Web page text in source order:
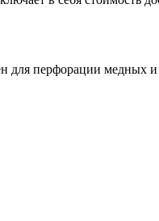
для перфорации